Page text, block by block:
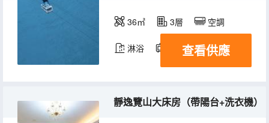
36㎡ 3層 空調
淋浴 電視機
查看供應
靜逸覽山大床房（帶陽台+洗衣機）